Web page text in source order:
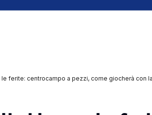
le ferite: centrocampo a pezzi, come giocherà con